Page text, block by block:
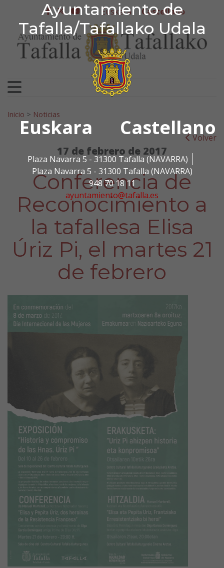
Ayuntamiento de
Tafalla/Tafallako Udala
Euskara Castellano
Plaza Navarra 5 - 31300 Tafalla (NAVARRA)
Plaza Navarra 5 - 31300 Tafalla (NAVARRA)
948 70 18 11
ayuntamiento@tafalla.es
Ir al contenido
Ayuntamiento de
facebook
twitter
youtube
Euskera Castellano
Search for:
Inicio > Noticias
Volver
17 de febrero de 2017
Conferencia de
Reconocimiento a
la tafallesa Elisa
Úriz Pi, el martes 21
de febrero